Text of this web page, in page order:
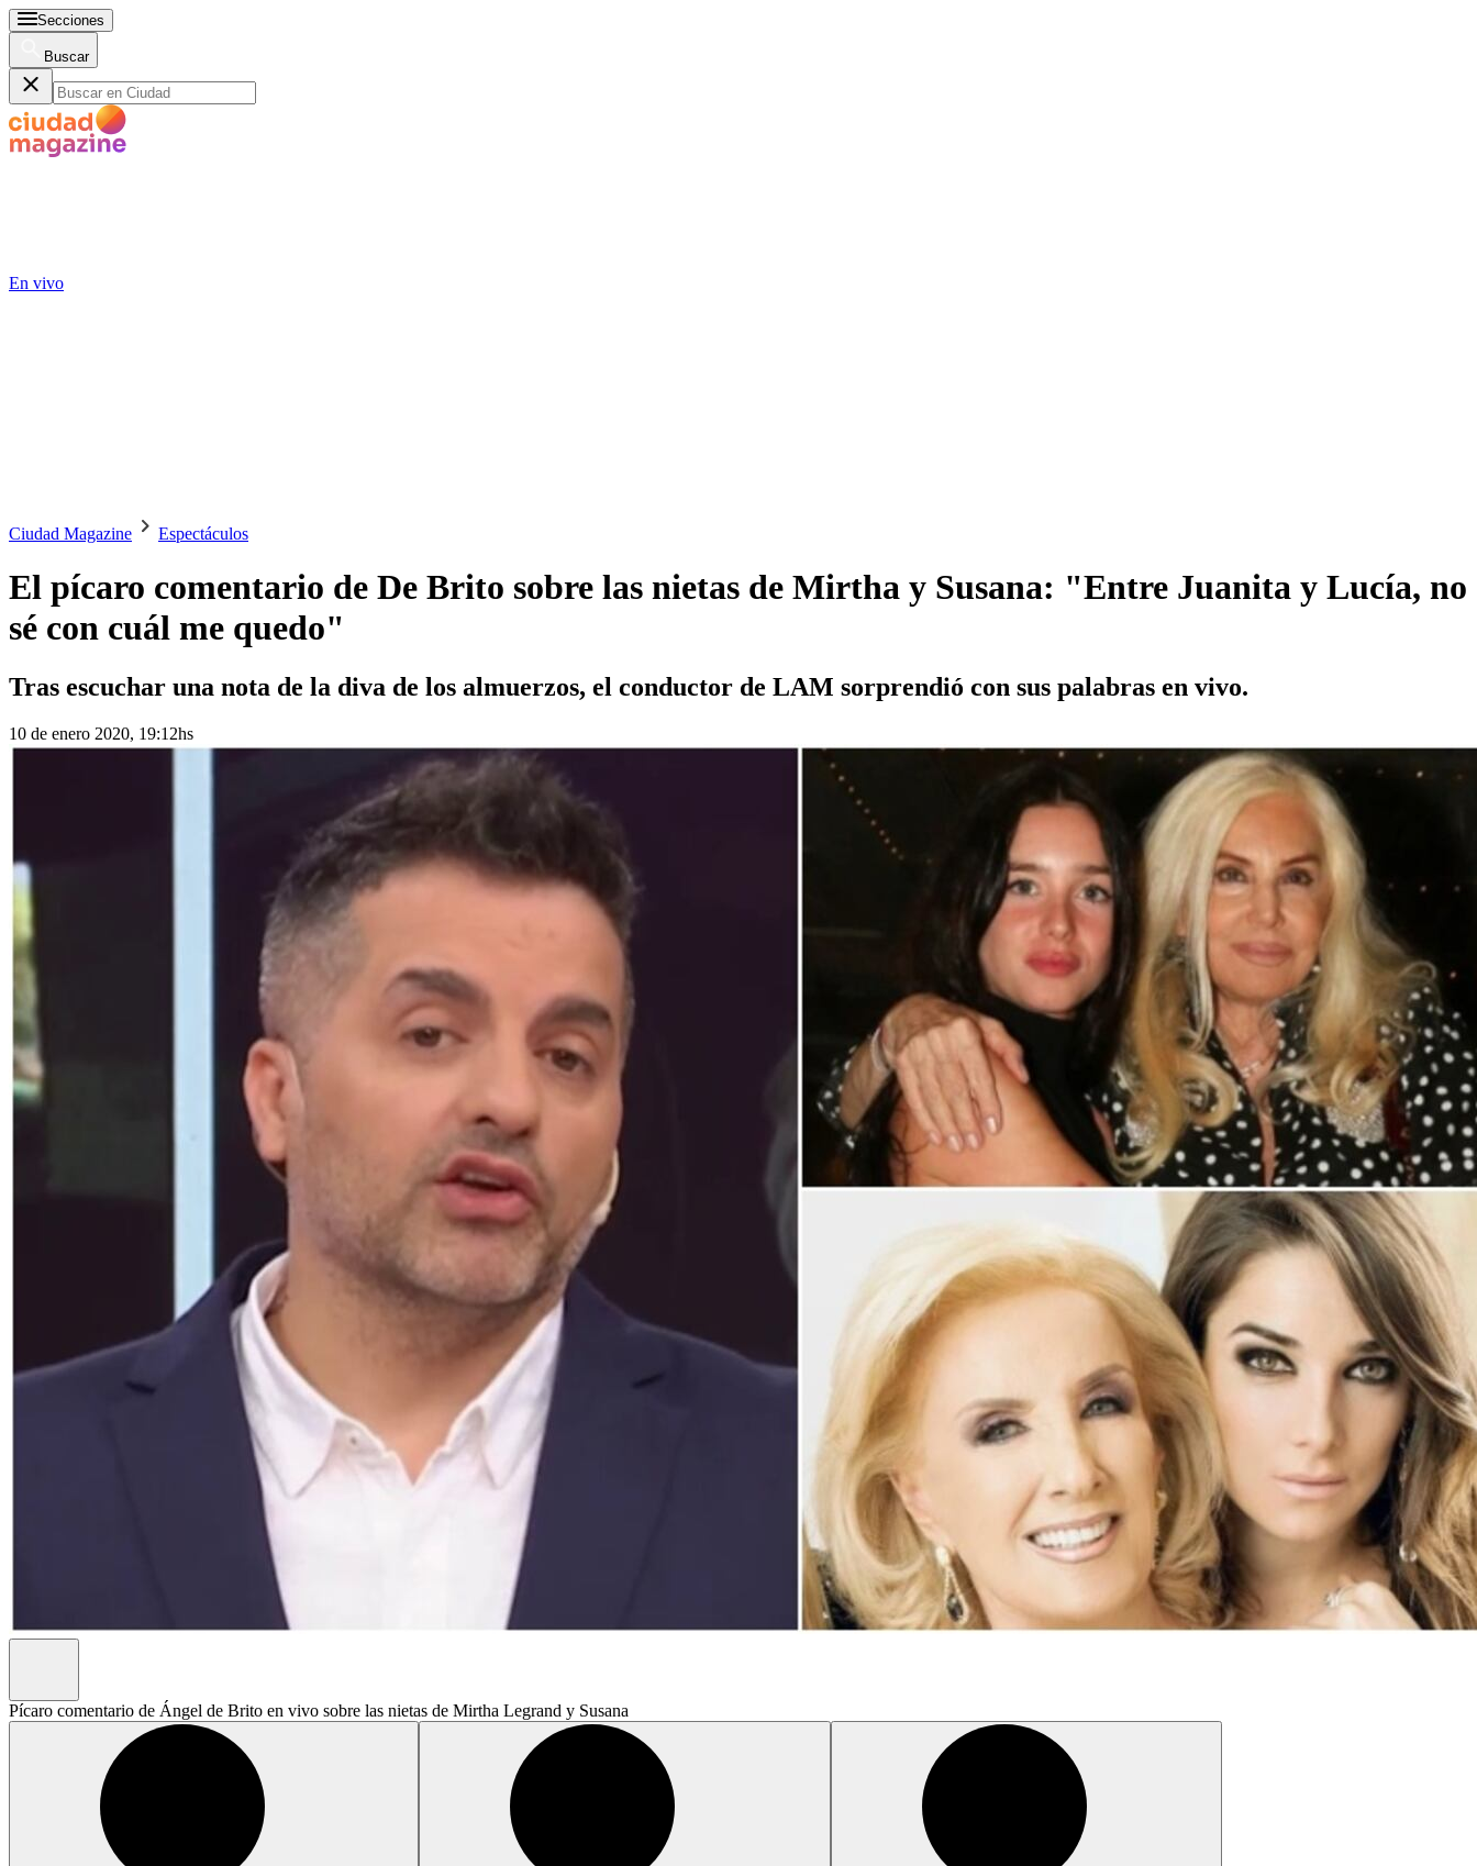
Secciones
Buscar
En vivo
Ciudad Magazine Espectáculos
El pícaro comentario de De Brito sobre las nietas de Mirtha y Susana: "Entre Juanita y Lucía, no
sé con cuál me quedo"
Tras escuchar una nota de la diva de los almuerzos, el conductor de LAM sorprendió con sus palabras en vivo.
10 de enero 2020, 19:12hs
Pícaro comentario de Ángel de Brito en vivo sobre las nietas de Mirtha Legrand y Susana